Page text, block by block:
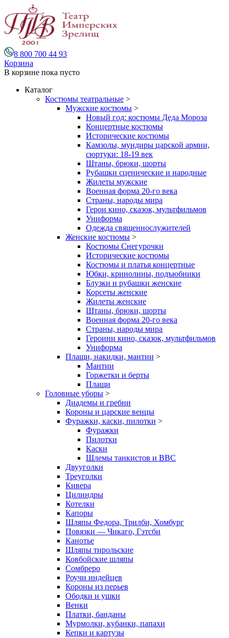
8 800 700 44 93
Корзина
В корзине пока пусто
Каталог
Костюмы театральные >
Мужские костюмы >
Новый год: костюмы Деда Мороза
Концертные костюмы
Исторические костюмы
Камзолы, мундиры царской армии,
сюртуки: 18-19 век
Штаны, брюки, шорты
Рубашки сценические и народные
Жилеты мужские
Военная форма 20-го века
Страны, народы мира
Герои кино, сказок, мультфильмов
Униформа
Одежда священнослужителей
Женские костюмы >
Костюмы Снегурочки
Исторические костюмы
Костюмы и платья концертные
Юбки, кринолины, подъюбники
Блузки и рубашки женские
Корсеты женские
Жилеты женские
Штаны, брюки, шорты
Военная форма 20-го века
Страны, народы мира
Героини кино, сказок, мультфильмов
Униформа
Плащи, накидки, мантии >
Мантии
Горжетки и берты
Плащи
Головные уборы >
Диадемы и гребни
Короны и царские венцы
Фуражки, каски, пилотки >
Фуражки
Пилотки
Каски
Шлемы танкистов и ВВС
Двууголки
Треуголки
Кивера
Цилиндры
Котелки
Капоры
Шляпы Федора, Трилби, Хомбург
Повязки — Чикаго, Гэтсби
Канотье
Шляпы тирольские
Ковбойские шляпы
Сомбреро
Роучи индейцев
Короны из перьев
Ободки и ушки
Венки
Платки, банданы
Мурмолки, кубанки, папахи
Кепки и картузы